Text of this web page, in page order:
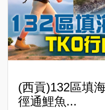
(西貢)132區填
徑通鯉魚...